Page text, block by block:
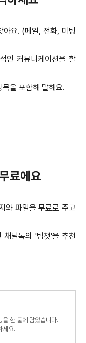
아요. (메일, 전화, 미팅
인 커뮤니케이션을 할
을 포함해 말해요.
료에요
와 파일을 무료로 주고
채널톡의 '팀챗'을 추천
을 한 툴에 담았습니다.
세요.